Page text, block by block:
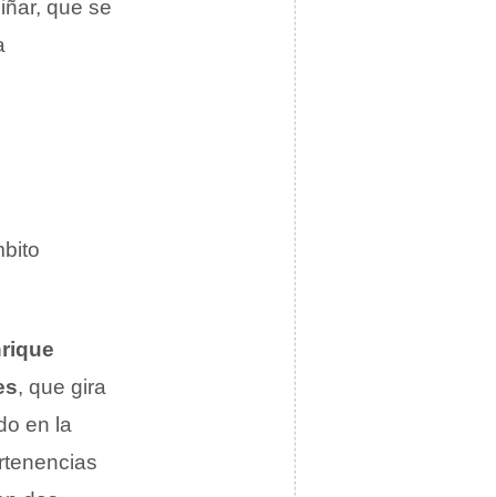
que se
, que gira
en la